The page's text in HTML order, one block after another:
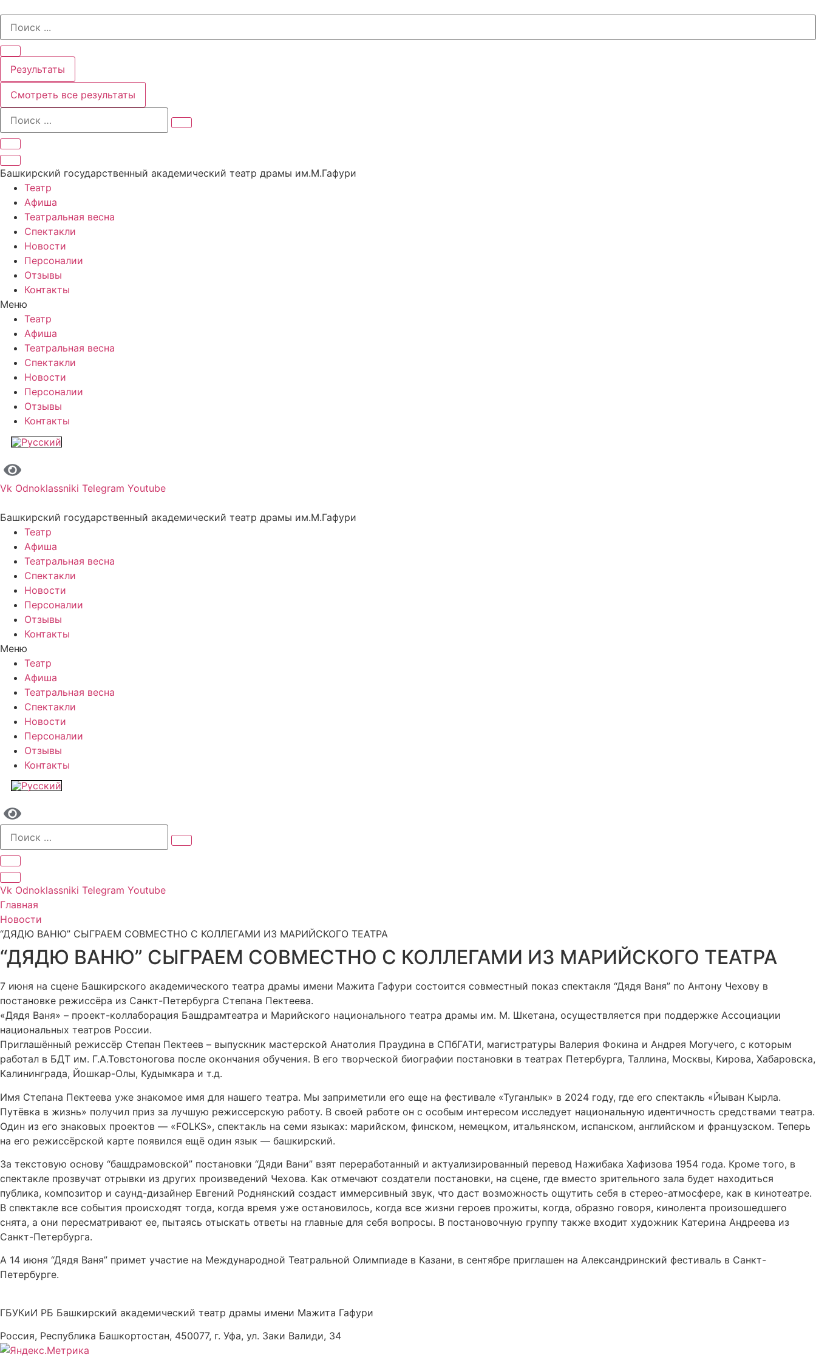
содержимому
Search
Результаты
Смотреть все результаты
Башкирский государственный академический театр драмы им.М.Гафури
Театр
Афиша
Театральная весна
Спектакли
Новости
Персоналии
Отзывы
Контакты
Меню
Театр
Афиша
Театральная весна
Спектакли
Новости
Персоналии
Отзывы
Контакты
Vk Odnoklassniki Telegram Youtube
Башкирский государственный академический театр драмы им.М.Гафури
Театр
Афиша
Театральная весна
Спектакли
Новости
Персоналии
Отзывы
Контакты
Меню
Театр
Афиша
Театральная весна
Спектакли
Новости
Персоналии
Отзывы
Контакты
Vk Odnoklassniki Telegram Youtube
Главная
Новости
“ДЯДЮ ВАНЮ” СЫГРАЕМ СОВМЕСТНО С КОЛЛЕГАМИ ИЗ МАРИЙСКОГО ТЕАТРА
“ДЯДЮ ВАНЮ” СЫГРАЕМ СОВМЕСТНО С КОЛЛЕГАМИ ИЗ МАРИЙСКОГО ТЕАТРА
7 июня на сцене Башкирского академического театра драмы имени Мажита Гафури состоится совместный показ спектакля “Дядя Ваня” по Антону Чехову в
постановке режиссёра из Санкт-Петербурга Степана Пектеева.
«Дядя Ваня» – проект-коллаборация Башдрамтеатра и Марийского национального театра драмы им. М. Шкетана, осуществляется при поддержке Ассоциации
национальных театров России.
Приглашённый режиссёр Степан Пектеев – выпускник мастерской Анатолия Праудина в СПбГАТИ, магистратуры Валерия Фокина и Андрея Могучего, с которым
работал в БДТ им. Г.А.Товстоногова после окончания обучения. В его творческой биографии постановки в театрах Петербурга, Таллина, Москвы, Кирова, Хабаровска,
Калининграда, Йошкар-Олы, Кудымкара и т.д.
Имя Степана Пектеева уже знакомое имя для нашего театра. Мы заприметили его еще на фестивале «Туганлык» в 2024 году, где его спектакль «Йыван Кырла.
Путёвка в жизнь» получил приз за лучшую режиссерскую работу. В своей работе он с особым интересом исследует национальную идентичность средствами театра.
Один из его знаковых проектов — «FOLKS», спектакль на семи языках: марийском, финском, немецком, итальянском, испанском, английском и французском. Теперь
на его режиссёрской карте появился ещё один язык — башкирский.
За текстовую основу “башдрамовской” постановки “Дяди Вани” взят переработанный и актуализированный перевод Нажибака Хафизова 1954 года. Кроме того, в
спектакле прозвучат отрывки из других произведений Чехова. Как отмечают создатели постановки, на сцене, где вместо зрительного зала будет находиться
публика, композитор и саунд-дизайнер Евгений Роднянский создаст иммерсивный звук, что даст возможность ощутить себя в стерео-атмосфере, как в кинотеатре.
В спектакле все события происходят тогда, когда время уже остановилось, когда все жизни героев прожиты, когда, образно говоря, кинолента произошедшего
снята, а они пересматривают ее, пытаясь отыскать ответы на главные для себя вопросы. В постановочную группу также входит художник Катерина Андреева из
Санкт-Петербурга.
А 14 июня “Дядя Ваня” примет участие на Международной Театральной Олимпиаде в Казани, в сентябре приглашен на Александринский фестиваль в Санкт-
Петербурге.
ГБУКиИ РБ Башкирский академический театр драмы имени Мажита Гафури
Россия, Республика Башкортостан, 450077, г. Уфа, ул. Заки Валиди, 34